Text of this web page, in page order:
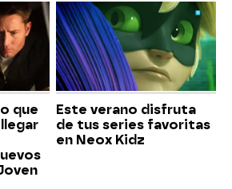
que
Este verano disfruta
de tus series favoritas
en Neox Kidz